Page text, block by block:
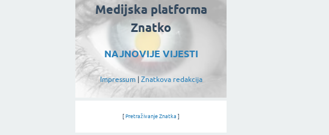
Medijska platforma
Znatko
NAJNOVIJE VIJESTI
Impressum| Znatkova redakcija
[ Pretraživanje Znatka ]